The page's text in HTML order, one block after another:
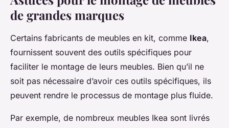
de grandes marques
Certains fabricants de meubles en kit, comme Ikea,
fournissent souvent des outils spécifiques pour
faciliter le montage de leurs meubles. Bien qu’il ne
soit pas nécessaire d’avoir ces outils spécifiques, ils
peuvent rendre le processus de montage plus fluide.
Par exemple, de nombreux meubles Ikea sont livrés